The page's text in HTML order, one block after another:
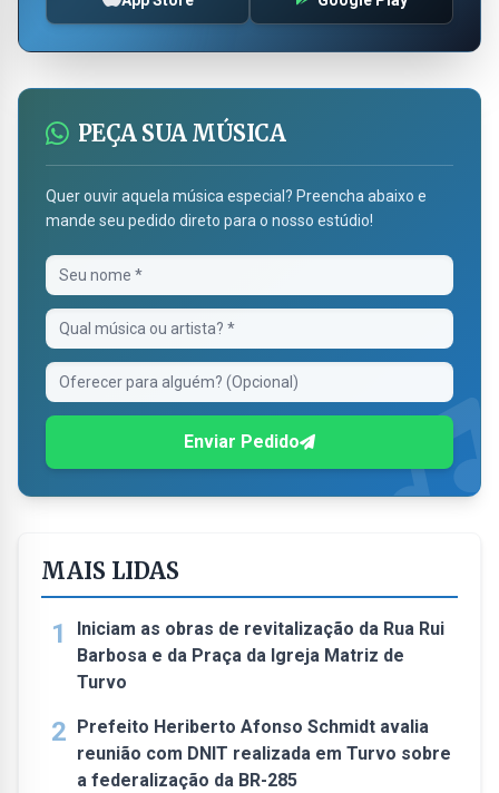
PEÇA SUA MÚSICA
Quer ouvir aquela música especial? Preencha abaixo e
mande seu pedido direto para o nosso estúdio!
Enviar Pedido
MAIS LIDAS
1
Iniciam as obras de revitalização da Rua Rui
Barbosa e da Praça da Igreja Matriz de
Turvo
2 Prefeito Heriberto Afonso Schmidt avalia
reunião com DNIT realizada em Turvo sobre
a federalização da BR-285